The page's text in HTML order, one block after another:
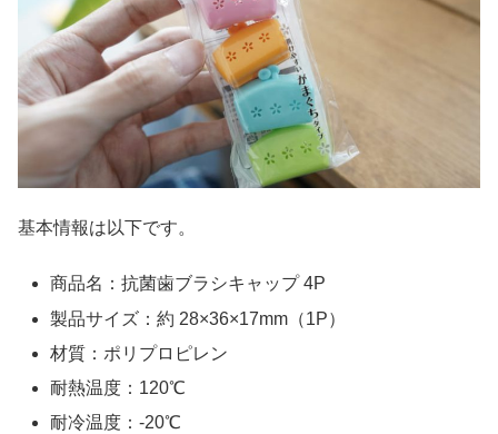
基本情報は以下です。
商品名：抗菌歯ブラシキャップ 4P
製品サイズ：約 28×36×17mm（1P）
材質：ポリプロピレン
耐熱温度：120℃
耐冷温度：-20℃